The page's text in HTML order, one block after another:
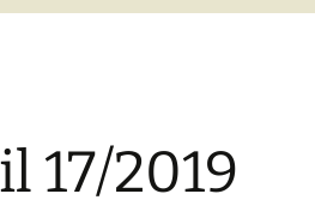
Textos em Português
17/2019